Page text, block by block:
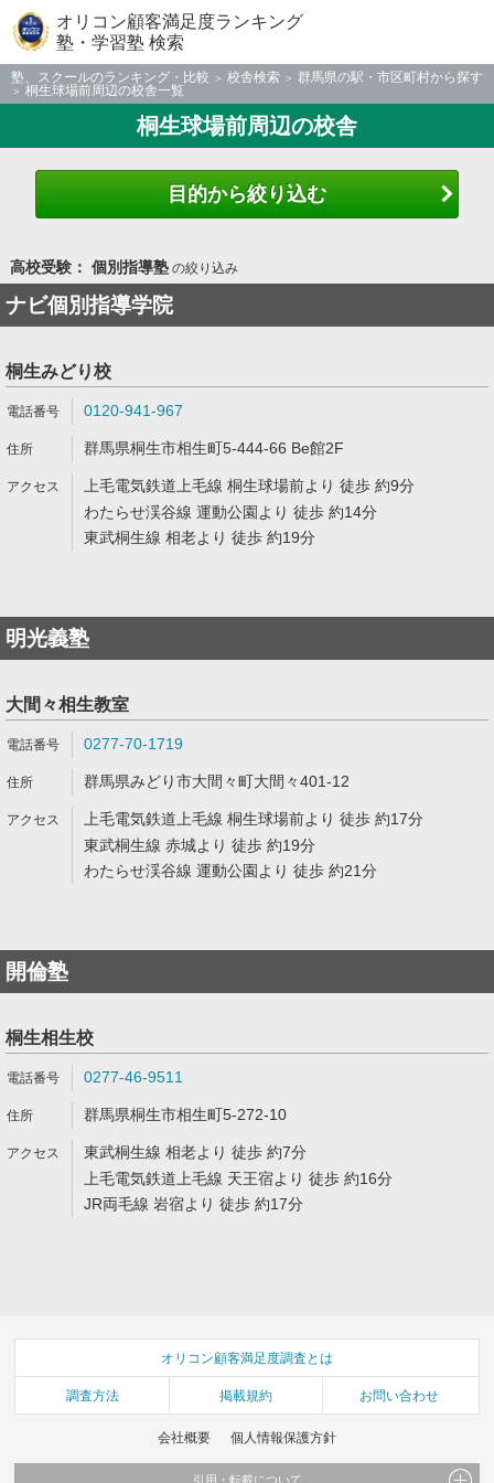
オリコン顧客満足度ランキング
塾・学習塾 検索
塾、スクールのランキング・比較 校舎検索
群馬県の駅・市区町村から探す
桐生球場前周辺の校舎一覧
桐生球場前周辺の校舎
目的から絞り込む
高校受験： 個別指導塾の絞り込み
ナビ個別指導学院
桐生みどり校
0120-941-967
群馬県桐生市相生町5-444-66 Be館2F
上毛電気鉄道上毛線 桐生球場前より 徒歩 約9分
わたらせ渓谷線 運動公園より 徒歩 約14分
東武桐生線 相老より 徒歩 約19分
明光義塾
大間々相生教室
0277-70-1719
群馬県みどり市大間々町大間々401-12
上毛電気鉄道上毛線 桐生球場前より 徒歩 約17分
東武桐生線 赤城より 徒歩 約19分
わたらせ渓谷線 運動公園より 徒歩 約21分
開倫塾
桐生相生校
0277-46-9511
群馬県桐生市相生町5-272-10
東武桐生線 相老より 徒歩 約7分
上毛電気鉄道上毛線 天王宿より 徒歩 約16分
JR両毛線 岩宿より 徒歩 約17分
オリコン顧客満足度調査とは
調査方法 掲載規約 お問い合わせ
会社概要 個人情報保護方針
引用・転載について